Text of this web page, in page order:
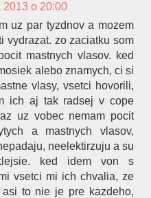
2013 o 20:00
uz par tyzdnov a mozem
vydrazat. zo zaciatku som
mastnych vlasov. ked
alebo znamych, ci si
vlasy, vsetci hovorili,
ich aj tak radsej v cope
uz vobec nemam pocit
a mastnych vlasov,
neelektirzuju a su
ked idem von s
vsetci mi ich chvalia, ze
to nie je pre kazdeho,